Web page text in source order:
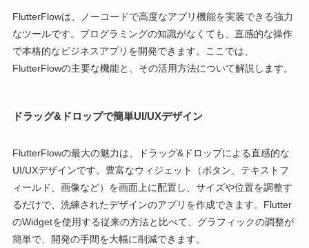
FlutterFlowは、ノーコードで高度なアプリ機能を実装できる強力
なツールです。プログラミングの知識がなくても、直感的な操作
で本格的なビジネスアプリを開発できます。ここでは、
FlutterFlowの主要な機能と、その活用方法について解説します。
ドラッグ&ドロップで簡単UI/UXデザイン
FlutterFlowの最大の魅力は、ドラッグ&ドロップによる直感的な
UI/UXデザインです。豊富なウィジェット（ボタン、テキストフ
ィールド、画像など）を画面上に配置し、サイズや位置を調整す
るだけで、洗練されたデザインのアプリを作成できます。Flutter
のWidgetを使用する従来の方法と比べて、グラフィックの調整が
簡単で、開発の手間を大幅に削減できます。